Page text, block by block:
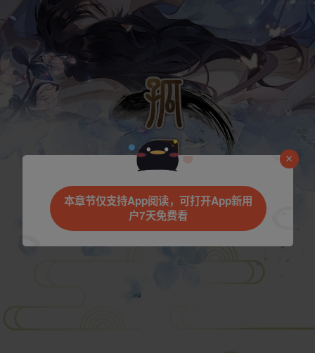
本章节仅支持App阅读，可打开App新用
户7天免费看
是否前往腾漫App继续阅读
立即前往